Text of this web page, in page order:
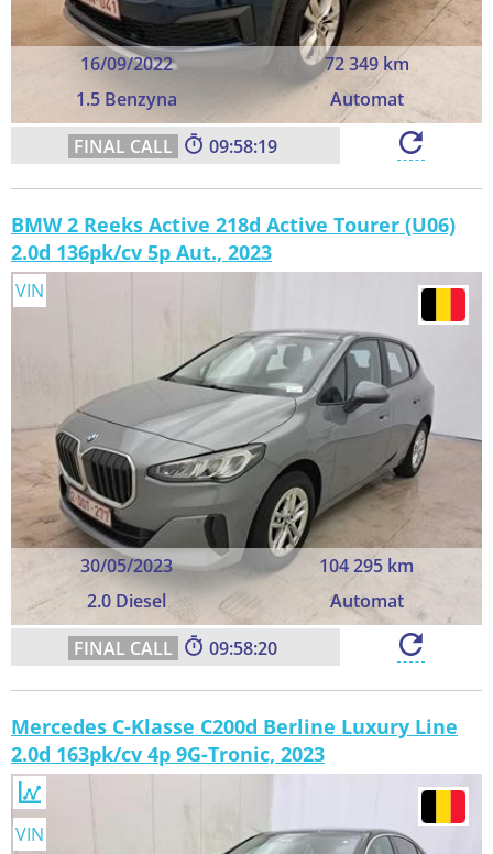
16/09/2022
72 349 km
1.5 Benzyna
Automat
09:58:18
BMW 2 Reeks Active 218d Active Tourer (U06)
2.0d 136pk/cv 5p Aut., 2023
30/05/2023
104 295 km
2.0 Diesel
Automat
VIN
09:58:19
Mercedes C-Klasse C200d Berline Luxury Line
2.0d 163pk/cv 4p 9G-Tronic, 2023
VIN